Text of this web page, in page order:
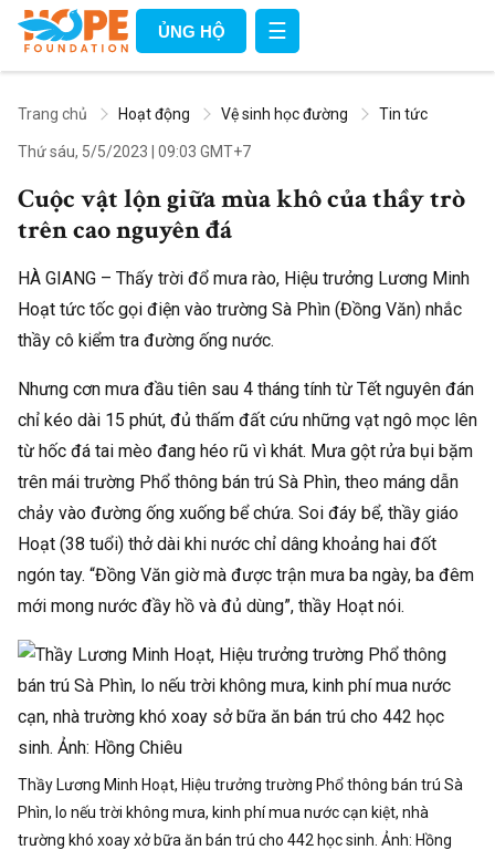
ỦNG HỘ ☰
Trang chủ Hoạt động Vệ sinh học đường Tin tức
Thứ sáu, 5/5/2023 09:03 GMT+7
Cuộc vật lộn giữa mùa khô của thầy trò
trên cao nguyên đá
HÀ GIANG – Thấy trời đổ mưa rào, Hiệu trưởng Lương Minh
Hoạt tức tốc gọi điện vào trường Sà Phìn (Đồng Văn) nhắc
thầy cô kiểm tra đường ống nước.
Nhưng cơn mưa đầu tiên sau 4 tháng tính từ Tết nguyên đán
chỉ kéo dài 15 phút, đủ thấm đất cứu những vạt ngô mọc lên
từ hốc đá tai mèo đang héo rũ vì khát. Mưa gột rửa bụi bặm
trên mái trường Phổ thông bán trú Sà Phìn, theo máng dẫn
chảy vào đường ống xuống bể chứa. Soi đáy bể, thầy giáo
Hoạt (38 tuổi) thở dài khi nước chỉ dâng khoảng hai đốt
ngón tay. “Đồng Văn giờ mà được trận mưa ba ngày, ba đêm
mới mong nước đầy hồ và đủ dùng”, thầy Hoạt nói.
Thầy Lương Minh Hoạt, Hiệu trưởng trường Phổ thông bán trú Sà
Phìn, lo nếu trời không mưa, kinh phí mua nước cạn kiệt, nhà
trường khó xoay xở bữa ăn bán trú cho 442 học sinh. Ảnh: Hồng